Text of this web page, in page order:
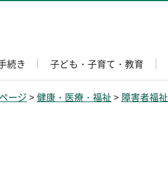
続き 子ども・子育て・教育
ージ >健康・医療・福祉 > 障害者福祉